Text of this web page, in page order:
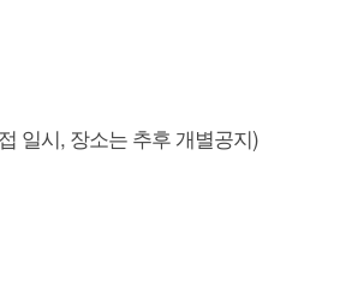
일시, 장소는 추후 개별공지)